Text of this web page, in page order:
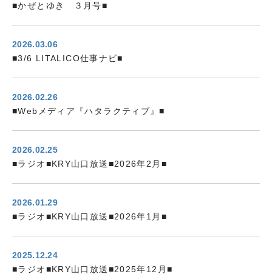
■かぜとゆき ３月号■
2026.03.06
■3/6 LITALICO仕事ナビ■
2026.02.26
■Webメディア『ハタラクティブ』■
2026.02.25
■ラジオ■KRY山口放送■2026年2月■
2026.01.29
■ラジオ■KRY山口放送■2026年1月■
2025.12.24
■ラジオ■KRY山口放送■2025年12月■